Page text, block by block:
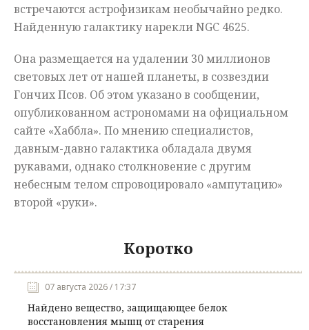
встречаются астрофизикам необычайно редко.
Найденную галактику нарекли NGC 4625.
Она размещается на удалении 30 миллионов
световых лет от нашей планеты, в созвездии
Гончих Псов. Об этом указано в сообщении,
опубликованном астрономами на официальном
сайте «Хаббла». По мнению специалистов,
давным-давно галактика обладала двумя
рукавами, однако столкновение с другим
небесным телом спровоцировало «ампутацию»
второй «руки».
Коротко
07 августа 2026 / 17:37
Найдено вещество, защищающее белок
восстановления мышц от старения